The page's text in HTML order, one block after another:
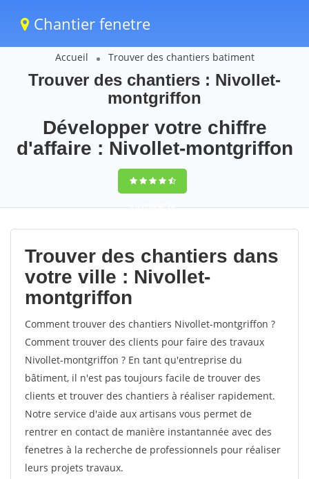
Chantier fenetre
Accueil Trouver des chantiers batiment
Trouver des chantiers : Nivollet-
montgriffon
Développer votre chiffre
d'affaire : Nivollet-montgriffon
9,5(100%)70
votes
Trouver des chantiers dans
votre ville : Nivollet-
montgriffon
Comment trouver des chantiers Nivollet-montgriffon ?
Comment trouver des clients pour faire des travaux
Nivollet-montgriffon ? En tant qu'entreprise du
bâtiment, il n'est pas toujours facile de trouver des
clients et trouver des chantiers à réaliser rapidement.
Notre service d'aide aux artisans vous permet de
rentrer en contact de manière instantannée avec des
fenetres à la recherche de professionnels pour réaliser
leurs projets travaux.